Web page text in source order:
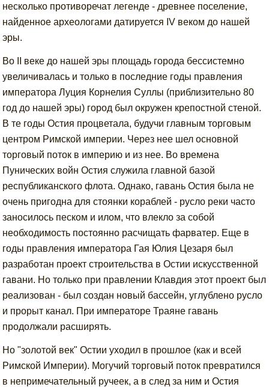
несколько противоречат легенде - древнее поселение,
найденное археологами датируется IV веком до нашей
эры.
Во II веке до нашей эры площадь города бессистемно
увеличивалась и только в последние годы правления
императора Луция Корнелия Суллы (приблизительно 80
год до нашей эры) город был окружен крепостной стеной.
В те годы Остия процветала, будучи главным торговым
центром Римской империи. Через нее шел основной
торговый поток в империю и из нее. Во времена
Пунических войн Остия служила главной базой
республиканского флота. Однако, гавань Остия была не
очень пригодна для стоянки кораблей - русло реки часто
заносилось песком и илом, что влекло за собой
необходимость постоянно расчищать фарватер. Еще в
годы правления императора Гая Юлия Цезаря был
разработан проект строительства в Остии искусственной
гавани. Но только при правлении Клавдия этот проект был
реализован - был создан новый бассейн, углублено русло
и прорыт канал. При императоре Траяне гавань
продолжали расширять.
Но "золотой век" Остии уходил в прошлое (как и всей
Римской Империи). Могучий торговый поток превратился
в непримечательный ручеек, а в след за ним и Остия